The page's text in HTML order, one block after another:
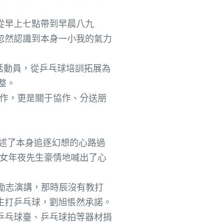
早上七點帶到早晨八九
然認識到本身一小我的氣力
員，從乒乓球培訓拓展為
。
，更是關于協作、分送朋
了本身追逐幻想的心路過
年夜先生豪情地喊出了心
志演講，那時辰沒有教打
乒乓球，劉旭悵然承諾。
乓球臺、乒乓球拍等器材捐